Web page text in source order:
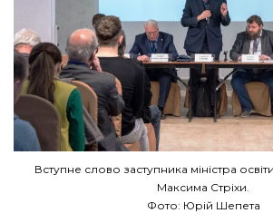
Вступне слово заступника міністра
Максима Стріхи.
Фото: Юрій Шепета